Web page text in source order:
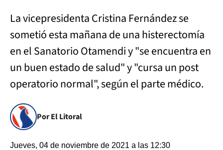
La vicepresidenta Cristina Fernández se
sometió esta mañana de una histerectomía
en el Sanatorio Otamendi y "se encuentra en
un buen estado de salud" y "cursa un post
operatorio normal", según el parte médico.
Por El Litoral
Jueves, 04 de noviembre de 2021 a las 12:30